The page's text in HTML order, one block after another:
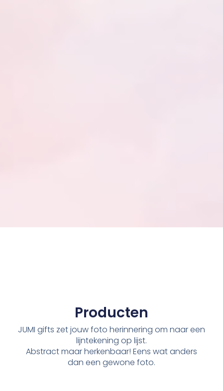
Producten
JUMI gifts zet jouw foto herinnering om naar een
lijntekening op lijst.
Abstract maar herkenbaar! Eens wat anders
dan een gewone foto.